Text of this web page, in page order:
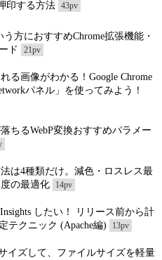
印する方法 43pv
方におすすめChrome拡張機能・
ド
21pv
る画像がわかる！Google Chrome
パネル」を使ってみよう！
ちるWebP変換おすすめパラメー
は4種類だけ。減色・ロスレス最
の最適化
14pv
したい！ リリース前から計
テクニック (Apache編)
13pv
イズして、ファイルサイズを軽量